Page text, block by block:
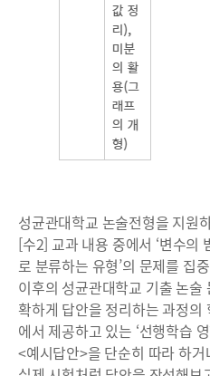
성균관대학교 논술전형을 지원
[수2] 교과 내용 중에서 ‘변수의
로 분류하는 유형’의 문제를 집
이후의 성균관대학교 기출 논술
확하게 답안을 정리하는 과정의
에서 제공하고 있는 ‘선행학습
<예시답안>을 단순히 따라 하